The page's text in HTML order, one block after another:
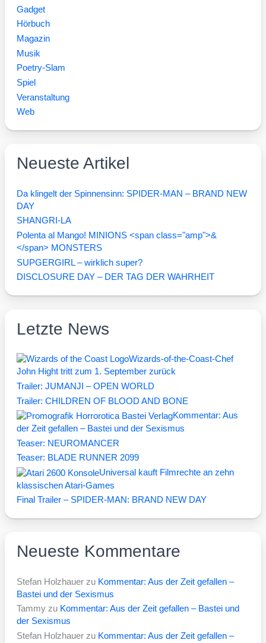
Gadget
Hörbuch
Magazin
Musik
Poetry-Slam
Spiel
Veranstaltung
Web
Neueste Artikel
Da klingelt der Spinnensinn: SPIDER-MAN – BRAND NEW
DAY
SHANGRI-LA
Polenta al Mango! MINIONS <span class="amp">&
</span> MONSTERS
SUPGERGIRL – wirklich super?
DISCLOSURE DAY – DER TAG DER WAHRHEIT
Letzte News
Wizards-of-the-Coast-Chef
John Hight tritt zum 1. September zurück
Trailer: JUMANJI – OPEN WORLD
Trailer: CHILDREN OF BLOOD AND BONE
Kommentar: Aus
der Zeit gefallen – Bastei und der Sexismus
Teaser: NEUROMANCER
Teaser: BLADE RUNNER 2099
Universal kauft Filmrechte an zehn
klassischen Atari-Games
Final Trailer – SPIDER-MAN: BRAND NEW DAY
Neueste Kommentare
Stefan Holzhauer zu Kommentar: Aus der Zeit gefallen –
Bastei und der Sexismus
Tammy zu Kommentar: Aus der Zeit gefallen – Bastei und
der Sexismus
Stefan Holzhauer zu Kommentar: Aus der Zeit gefallen –